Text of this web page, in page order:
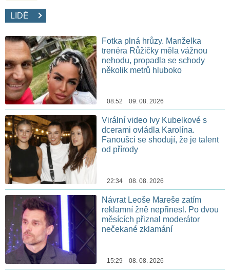
LIDÉ
Fotka plná hrůzy. Manželka
trenéra Růžičky měla vážnou
nehodu, propadla se schody
několik metrů hluboko
08:52 09. 08. 2026
Virální video Ivy Kubelkové s
dcerami ovládla Karolína.
Fanoušci se shodují, že je talent
od přírody
22:34 08. 08. 2026
Návrat Leoše Mareše zatím
reklamní žně nepřinesl. Po dvou
měsících přiznal moderátor
nečekané zklamání
15:29 08. 08. 2026